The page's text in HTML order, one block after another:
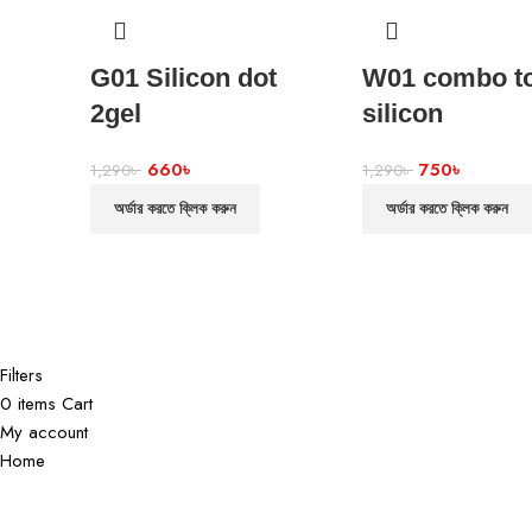
G01 Silicon dot
2gel
1,290৳ 660৳
অর্ডার করতে ক্লিক করুন
W01 combo
silicon
1,290৳ 750৳
অর্ডার করতে ক্লিক করুন
Filters
0 items Cart
My account
Home